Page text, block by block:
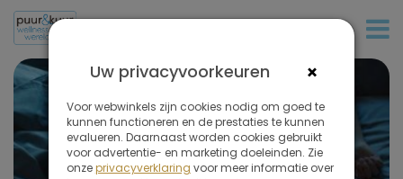
×
Uw privacyvoorkeuren
Voor webwinkels zijn cookies nodig om goed te
kunnen functioneren en de prestaties te kunnen
evalueren. Daarnaast worden cookies gebruikt
voor advertentie- en marketing doeleinden. Zie
onzeprivacyverklaring voor meer informatie over